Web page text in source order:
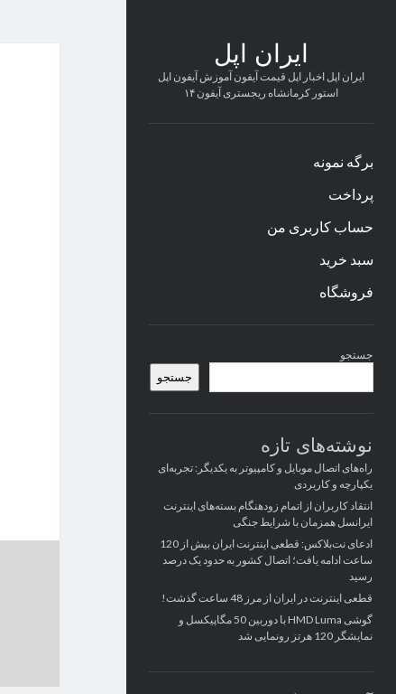
ایران اپل
ایران اپل اخبار اپل قیمت آیفون آموزش آیفون اپل
استور کرمانشاه ریجستری آیفون ۱۴
برگه نمونه
پرداخت
حساب کاربری من
سبد خرید
فروشگاه
کناری
جستجو
جستجو
نوشته‌های تازه
راه‌های اتصال موبایل و کامپیوتر به یکدیگر: تجربه‌ای
یکپارچه و کاربردی
انتقاد کاربران از اتمام زودهنگام بسته‌های اینترنت
ایرانسل همزمان با شرایط جنگی
ادعای نت‌بلاکس: قطعی اینترنت ایران بیش از 120
ساعت ادامه یافت؛ اتصال کشور به حدود یک درصد
رسید
قطعی اینترنت در ایران از مرز 48 ساعت گذشت!
گوشی HMD Luma با دوربین 50 مگاپیکسل و
نمایشگر 120 هرتز رونمایی شد